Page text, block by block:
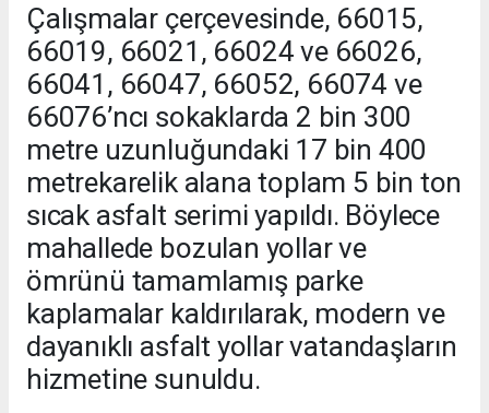
Çalışmalar çerçevesinde, 66015,
66019, 66021, 66024 ve 66026,
66041, 66047, 66052, 66074 ve
66076’ncı sokaklarda 2 bin 300
metre uzunluğundaki 17 bin 400
metrekarelik alana toplam 5 bin ton
sıcak asfalt serimi yapıldı. Böylece
mahallede bozulan yollar ve
ömrünü tamamlamış parke
kaplamalar kaldırılarak, modern ve
dayanıklı asfalt yollar vatandaşların
hizmetine sunuldu.